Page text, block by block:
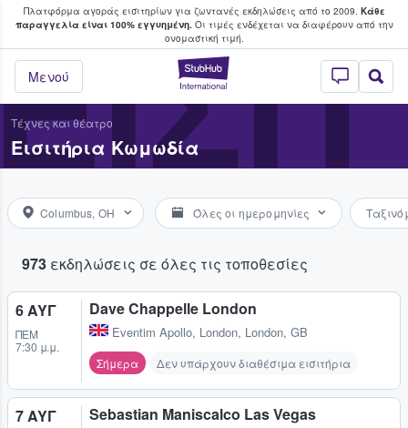
Πλατφόρμα αγοράς εισιτηρίων για ζωντανές εκδηλώσεις από το 2009. Κάθε
παραγγελία είναι 100% εγγυημένη.Οι τιμές ενδέχεται να διαφέρουν από την
oνομαστική τιμή.
StubHub - Όπου
Μενού
φαν αγοράζουν και πουλούν
Τέχνες και θέατρο
Εισιτήρια Κωμωδία
Columbus, OH Όλες οι ημερομηνίες
973 εκδηλώσεις σε όλες τις τοποθεσίες
6 ΑΥΓ
ΠΈΜ
7:30 μ.μ.
Dave Chappelle London
Eventim Apollo, London, London, GB
Σήμερα Δεν υπάρχουν διαθέσιμα εισιτήρια
7 ΑΥΓ Sebastian Maniscalco Las Vegas